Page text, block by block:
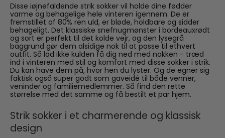
Disse iøjnefaldende strik sokker vil holde dine fødder
varme og behagelige hele vinteren igennem. De er
fremstillet af 80% ren uld, er bløde, holdbare og sidder
behageligt. Det klassiske snefnugmønster i bordeauxrødt
og sort er perfekt til det kolde vejr, og den lysegrå
baggrund gør dem alsidige nok til at passe til ethvert
outfit. Så lad ikke kulden få dig ned med nakken - træd
ind i vinteren med stil og komfort med disse sokker i strik.
Du kan have dem på, hvor hen du lyster. Og de egner sig
faktisk også super godt som gaveidé til både venner,
veninder og familiemedlemmer. Så find den rette
størrelse med det samme og få bestilt et par hjem.
Strik sokker i et charmerende og klassisk
design